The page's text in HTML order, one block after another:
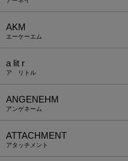
AKM
エーケーエム
a lit r
ア リトル
ANGENEHM
アンゲネーム
ATTACHMENT
アタッチメント